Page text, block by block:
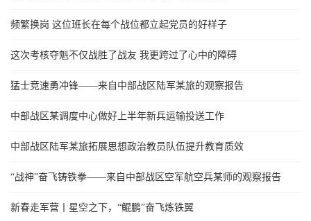
频繁换岗 这位班长在每个战位都立起党员的好样子
这次考核夺魁不仅战胜了战友 我更跨过了心中的障碍
猛士竞速勇冲锋——来自中部战区陆军某旅的观察报告
中部战区某调度中心做好上半年新兵运输投送工作
中部战区陆军某旅拓展思想政治教员队伍提升教育质效
“战神”奋飞铸铁拳——来自中部战区空军航空兵某师的观察报告
新春走军营丨星空之下，“鲲鹏”奋飞炼铁翼